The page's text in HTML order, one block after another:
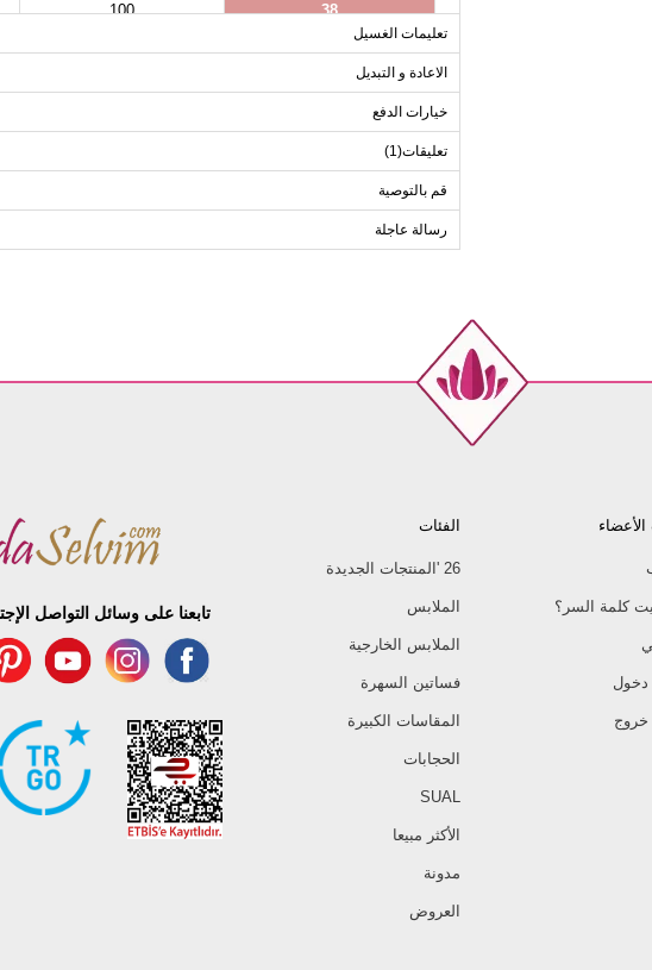
38
100
46
116
تعليمات الغسيل
الاعادة و التبديل
خيارات الدفع
تعليقات(1)
قم بالتوصية
رسالة عاجلة
كلمة السر؟
الفئات
26 'المنتجات الجديدة
الملابس
الملابس الخارجية
فساتين السهرة
المقاسات الكبيرة
الحجابات
SUAL
الأكثر مبيعا
مدونة
العروض
تابعنا على وسائل التواصل